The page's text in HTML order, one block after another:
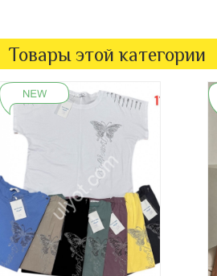
Товары этой категории